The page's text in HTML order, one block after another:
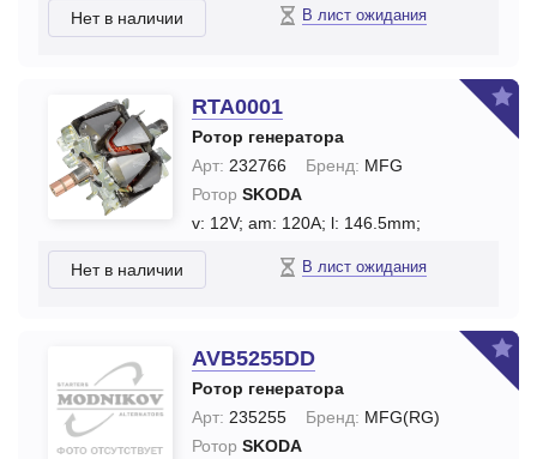
Нет в наличии В лист ожидания
RTA0001
Ротор генератора
Арт: 232766 Бренд: MFG
Ротор SKODA
v: 12V; am: 120A; l: 146.5mm;
Нет в наличии В лист ожидания
AVB5255DD
Ротор генератора
Арт: 235255 Бренд: MFG(RG)
Ротор SKODA